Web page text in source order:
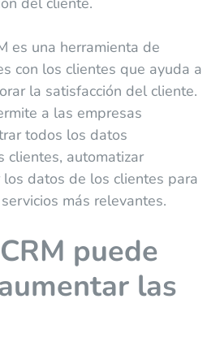
es una herramienta de
con los clientes que ayuda a
la satisfacción del cliente.
a las empresas
todos los datos
clientes, automatizar
los datos de los clientes para
más relevantes.
puede
las